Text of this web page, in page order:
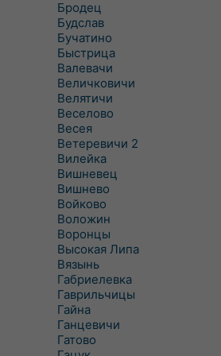
Бродец
Будслав
Бучатино
Быстрица
Валевачи
Величковичи
Велятичи
Веселово
Весея
Ветеревичи 2
Вилейка
Вишневец
Вишнево
Войково
Воложин
Воронцы
Высокая Липа
Вязынь
Габриелевка
Гаврильчицы
Гайна
Ганцевичи
Гатово